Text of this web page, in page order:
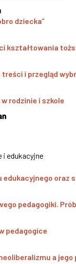
dziecka”
kształtowania
i przegląd
rodzinie i szkole
i edukacyjne
edukacyjnego oraz
pedagogiki.
pedagogice
a jego